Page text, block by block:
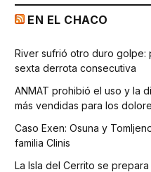
EN EL CHACO
River sufrió otro duro golpe:
sexta derrota consecutiva
ANMAT prohibió el uso y la
más vendidas para los
Caso Exen: Osuna y
familia Clinis
La Isla del Cerrito se